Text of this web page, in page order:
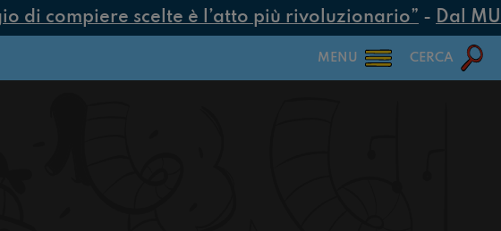
di compiere scelte è l’atto più rivoluzionario”- Dal
MENU CERCA